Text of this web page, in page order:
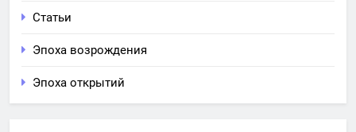
Статьи
Эпоха возрождения
Эпоха открытий